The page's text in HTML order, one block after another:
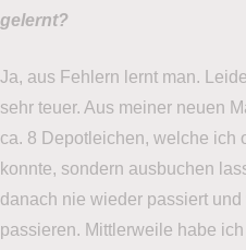
gelernt?
Ja, aus Fehlern lernt man.
sehr teuer. Aus meiner neuen
ca. 8 Depotleichen, welche ich
konnte, sondern ausbuchen
danach nie wieder passiert
passieren. Mittlerweile habe